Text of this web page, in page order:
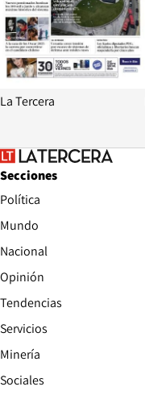
La Tercera
Secciones
Política
Mundo
Nacional
Opinión
Tendencias
Servicios
Minería
Sociales